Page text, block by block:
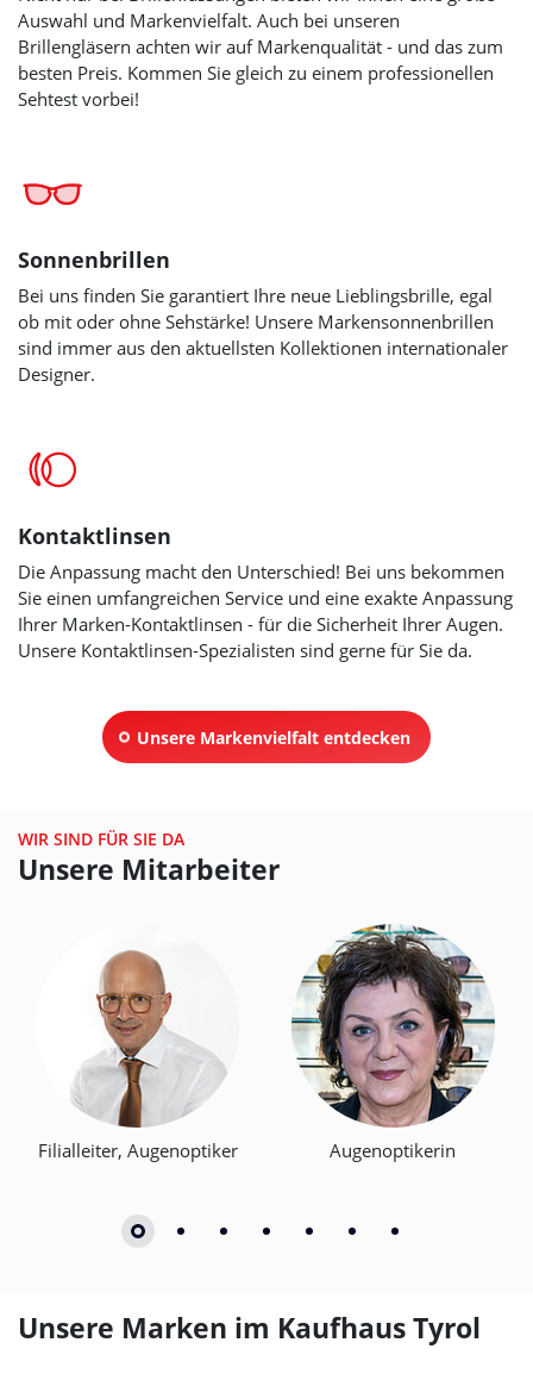
Auswahl und Markenvielfalt. Auch bei unseren
Brillengläsern achten wir auf Markenqualität - und das zum
besten Preis. Kommen Sie gleich zu einem professionellen
Sehtest vorbei!
Sonnenbrillen
Bei uns finden Sie garantiert Ihre neue Lieblingsbrille, egal
ob mit oder ohne Sehstärke! Unsere Markensonnenbrillen
sind immer aus den aktuellsten Kollektionen internationaler
Designer.
Kontaktlinsen
Die Anpassung macht den Unterschied! Bei uns bekommen
Sie einen umfangreichen Service und eine exakte Anpassung
Ihrer Marken-Kontaktlinsen - für die Sicherheit Ihrer Augen.
Unsere Kontaktlinsen-Spezialisten sind gerne für Sie da.
Unsere Markenvielfalt entdecken
WIR SIND FÜR SIE DA
Unsere Mitarbeiter
Filialleiter, Augenoptiker Augenoptikerin
Unsere Marken im Kaufhaus Tyrol